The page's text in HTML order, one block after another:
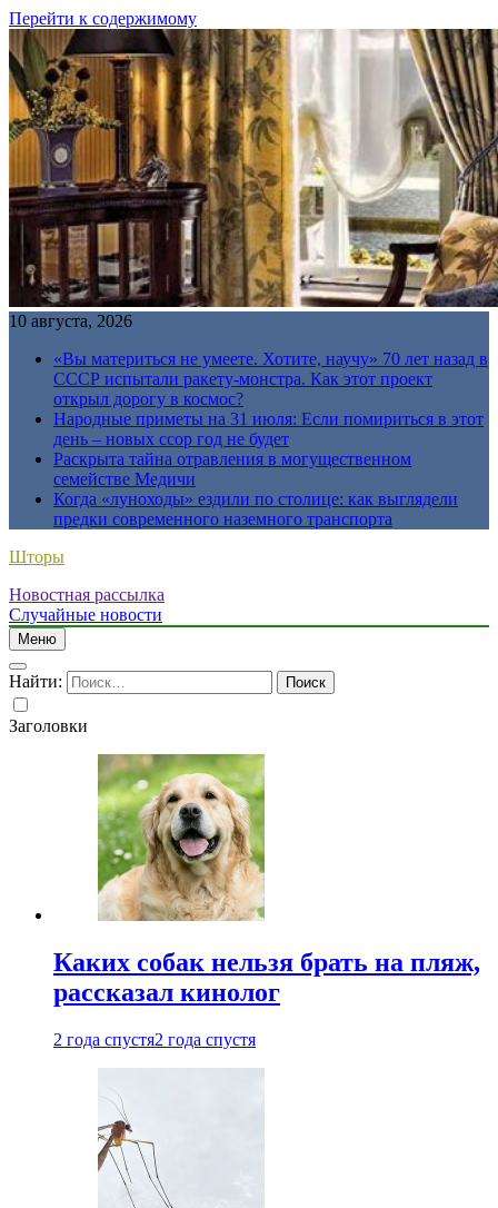
Перейти к содержимому
10 августа, 2026
«Вы материться не умеете. Хотите, научу» 70 лет назад в
СССР испытали ракету-монстра. Как этот проект
открыл дорогу в космос?
Народные приметы на 31 июля: Если помириться в этот
день – новых ссор год не будет
Раскрыта тайна отравления в могущественном
семействе Медичи
Когда «луноходы» ездили по столице: как выглядели
предки современного наземного транспорта
Шторы
Новостная рассылка
Случайные новости
Меню
Найти:
Заголовки
Каких собак нельзя брать на пляж,
рассказал кинолог
2 года спустя2 года спустя